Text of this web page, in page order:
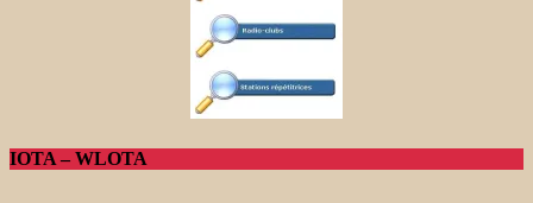
IOTA – WLOTA